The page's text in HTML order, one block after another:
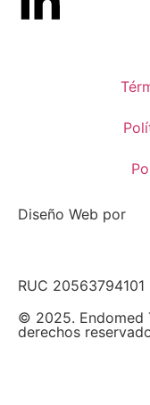
Diseño Web por
RUC 20563794101
© 2025. Endomed
derechos